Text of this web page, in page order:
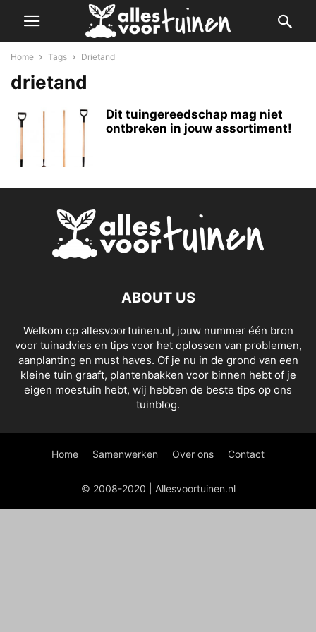
Home Tags Drietand
drietand
Dit tuingereedschap mag niet
ontbreken in jouw assortiment!
ABOUT US
Welkom op allesvoortuinen.nl, jouw nummer één bron
voor tuinadvies en tips voor het oplossen van problemen,
aanplanting en must haves. Of je nu in de grond van een
kleine tuin graaft, plantenbakken voor binnen hebt of je
eigen moestuin hebt, wij hebben de beste tips op ons
tuinblog.
Home Samenwerken Over ons Contact
© 2008-2020 | Allesvoortuinen.nl